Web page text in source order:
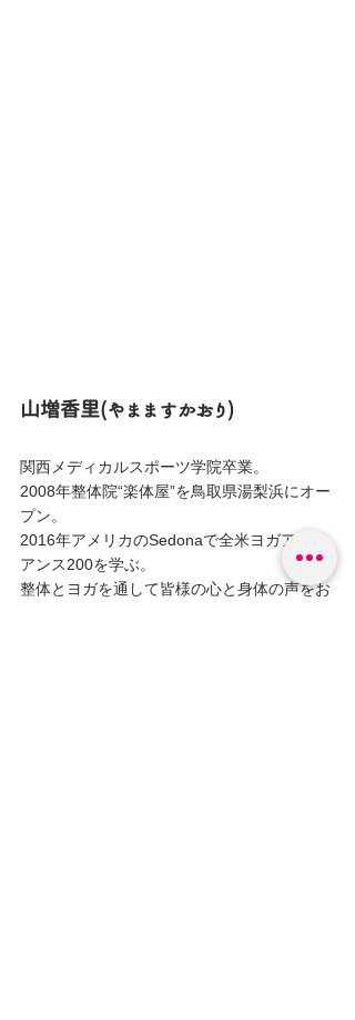
山増香里(やまますかおり)
関西メディカルスポーツ学院卒業。
2008年整体院“楽体屋”を鳥取県湯梨浜にオー
プン。
2016年アメリカのSedonaで全米ヨガアライ
アンス200を学ぶ。
整体とヨガを通して皆様の心と身体の声をお